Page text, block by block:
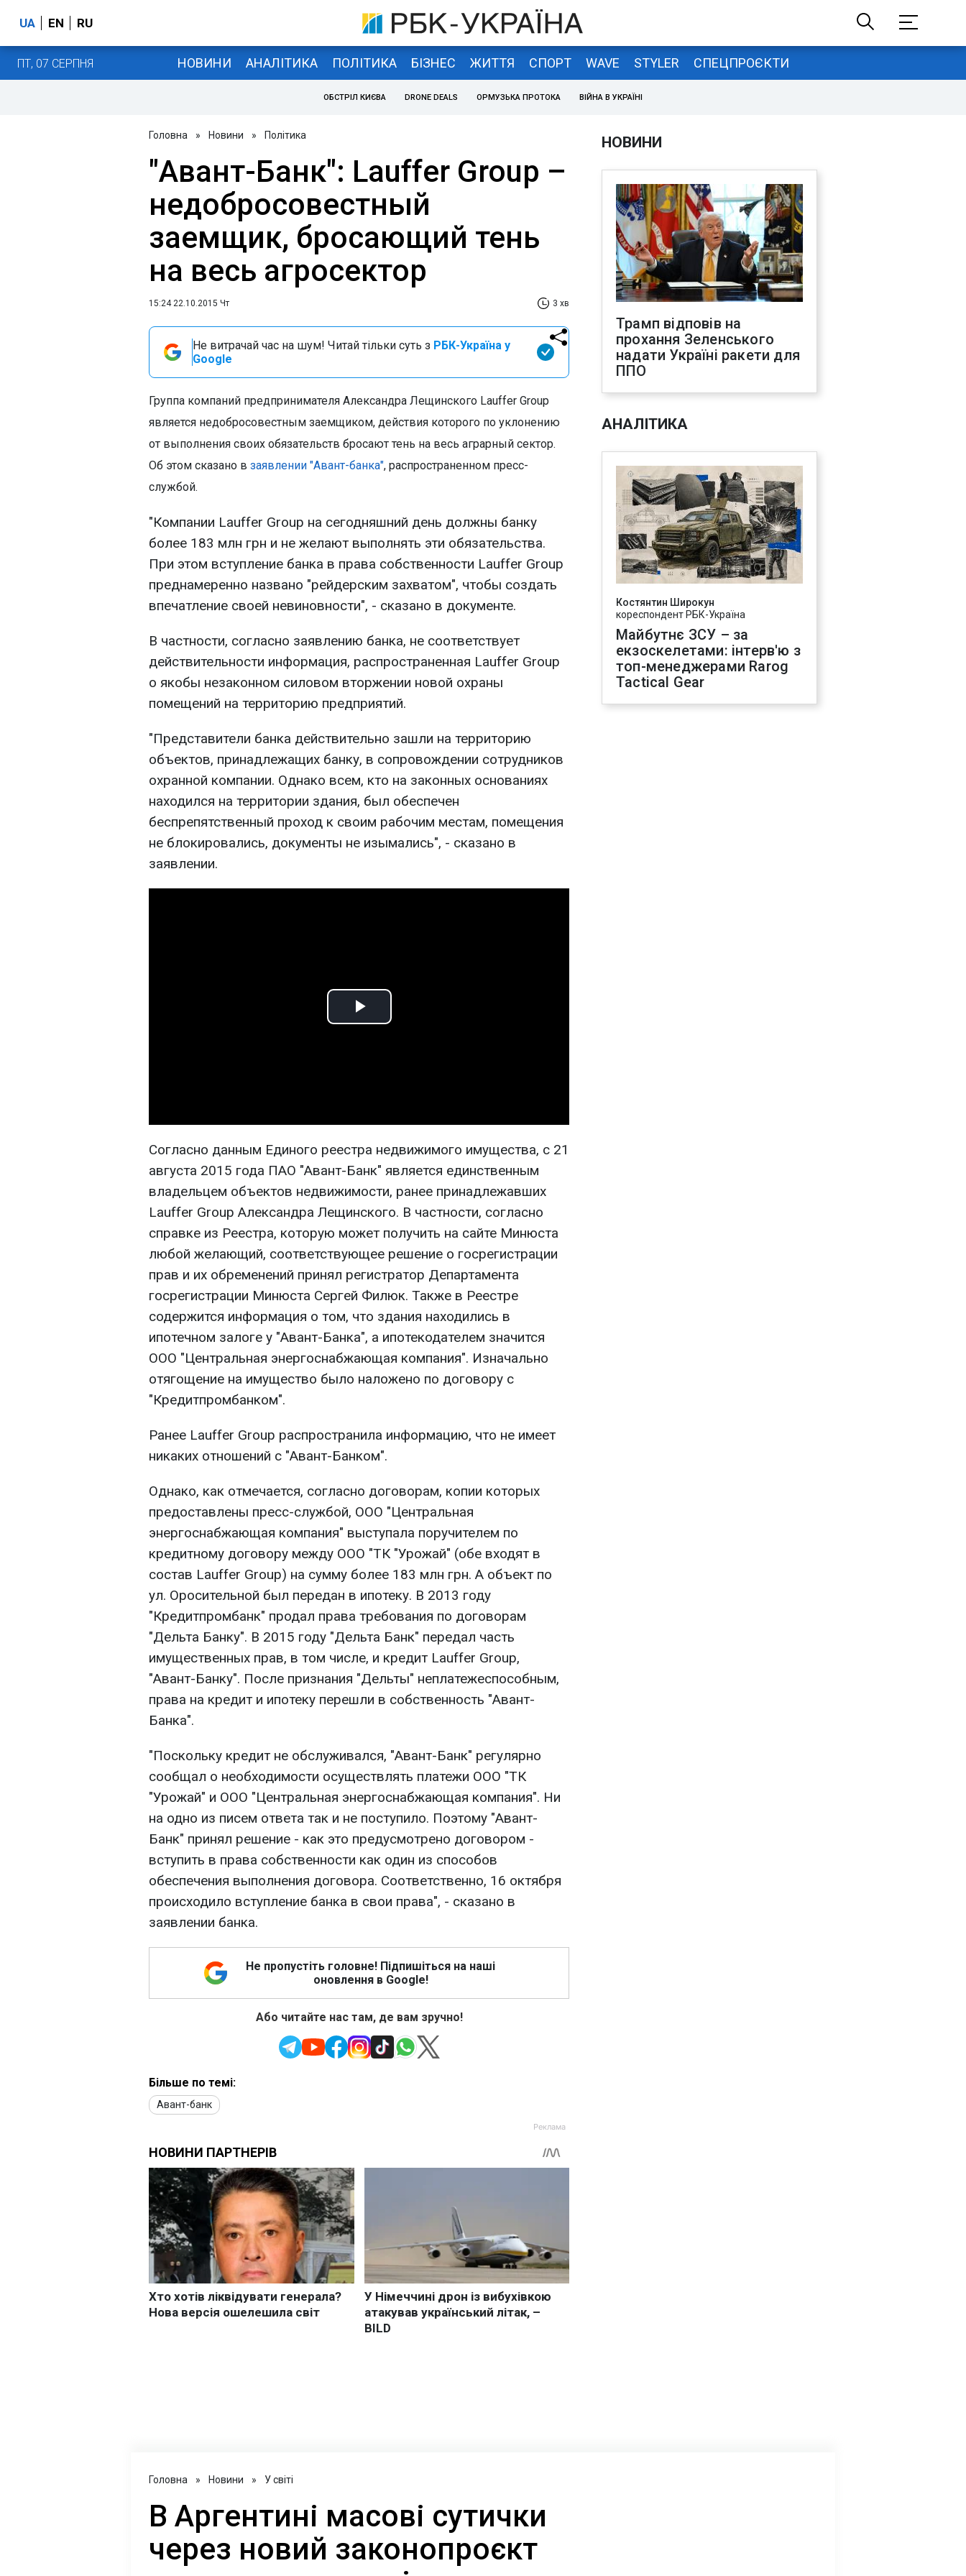
UA EN RU
ПТ, 07 СЕРПНЯ НОВИНИ АНАЛІТИКА ПОЛІТИКА БІЗНЕС ЖИТТЯ СПОРТ WAVE STYLER СПЕЦПРОЄКТИ
ОБСТРІЛ КИЄВА DRONE DEALS ОРМУЗЬКА ПРОТОКА ВІЙНА В УКРАЇНІ
Головна » Новини » Політика
"Авант-Банк": Lauffer Group –
недобросовестный
заемщик, бросающий тень
на весь агросектор
15:24 22.10.2015 Чт 3 хв
Не витрачай час на шум! Читай тільки суть з РБК-Україна у
Google
Группа компаний предпринимателя Александра Лещинского Lauffer Group
является недобросовестным заемщиком, действия которого по уклонению
от выполнения своих обязательств бросают тень на весь аграрный сектор.
Об этом сказано в заявлении "Авант-банка", распространенном пресс-
службой.
"Компании Lauffer Group на сегодняшний день должны банку
более 183 млн грн и не желают выполнять эти обязательства.
При этом вступление банка в права собственности Lauffer Group
преднамеренно названо "рейдерским захватом", чтобы создать
впечатление своей невиновности", - сказано в документе.
В частности, согласно заявлению банка, не соответствует
действительности информация, распространенная Lauffer Group
о якобы незаконном силовом вторжении новой охраны
помещений на территорию предприятий.
"Представители банка действительно зашли на территорию
объектов, принадлежащих банку, в сопровождении сотрудников
охранной компании. Однако всем, кто на законных основаниях
находился на территории здания, был обеспечен
беспрепятственный проход к своим рабочим местам, помещения
не блокировались, документы не изымались", - сказано в
заявлении.
Play
Согласно данным Единого реестра недвижимого имущества, с 21
августа 2015 года ПАО "Авант-Банк" является единственным
владельцем объектов недвижимости, ранее принадлежавших
Lauffer Group Александра Лещинского. В частности, согласно
справке из Реестра, которую может получить на сайте Минюста
любой желающий, соответствующее решение о госрегистрации
прав и их обременений принял регистратор Департамента
госрегистрации Минюста Сергей Филюк. Также в Реестре
содержится информация о том, что здания находились в
ипотечном залоге у "Авант-Банка", а ипотекодателем значится
ООО "Центральная энергоснабжающая компания". Изначально
отягощение на имущество было наложено по договору с
"Кредитпромбанком".
Ранее Lauffer Group распространила информацию, что не имеет
никаких отношений с "Авант-Банком".
Однако, как отмечается, согласно договорам, копии которых
предоставлены пресс-службой, ООО "Центральная
энергоснабжающая компания" выступала поручителем по
кредитному договору между ООО "ТК "Урожай" (обе входят в
состав Lauffer Group) на сумму более 183 млн грн. А объект по
ул. Оросительной был передан в ипотеку. В 2013 году
"Кредитпромбанк" продал права требования по договорам
"Дельта Банку". В 2015 году "Дельта Банк" передал часть
имущественных прав, в том числе, и кредит Lauffer Group,
"Авант-Банку". После признания "Дельты" неплатежеспособным,
права на кредит и ипотеку перешли в собственность "Авант-
Банка".
"Поскольку кредит не обслуживался, "Авант-Банк" регулярно
сообщал о необходимости осуществлять платежи ООО "ТК
"Урожай" и ООО "Центральная энергоснабжающая компания". Ни
на одно из писем ответа так и не поступило. Поэтому "Авант-
Банк" принял решение - как это предусмотрено договором -
вступить в права собственности как один из способов
обеспечения выполнения договора. Соответственно, 16 октября
происходило вступление банка в свои права", - сказано в
заявлении банка.
Не пропустіть головне! Підпишіться на наші
оновлення в Google!
Або читайте нас там, де вам зручно!
Більше по темі:
Авант-банк
НОВИНИ
Трамп відповів на
прохання Зеленського
надати Україні ракети для
ППО
АНАЛІТИКА
Костянтин Широкун
кореспондент РБК-Україна
Майбутнє ЗСУ – за
екзоскелетами: інтерв'ю з
топ-менеджерами Rarog
Tactical Gear
Головна » Новини » У світі
В Аргентині масові сутички
через новий законопроєкт